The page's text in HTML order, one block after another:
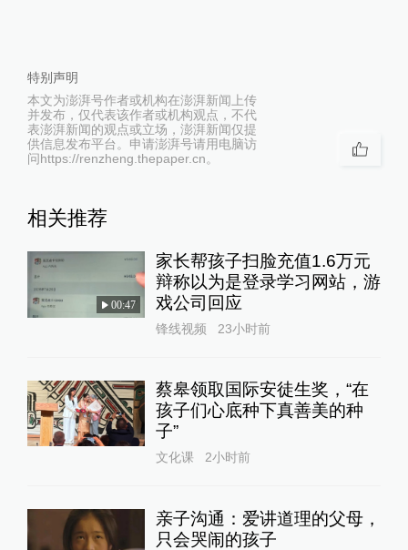
特别声明
本文为澎湃号作者或机构在澎湃新闻上传
并发布，仅代表该作者或机构观点，不代
表澎湃新闻的观点或立场，澎湃新闻仅提
供信息发布平台。申请澎湃号请用电脑访
问https://renzheng.thepaper.cn。
相关推荐
00:47
家长帮孩子扫脸充值1.6万元
辩称以为是登录学习网站，游
戏公司回应
锋线视频 23小时前
蔡皋领取国际安徒生奖，“在
孩子们心底种下真善美的种
子”
文化课 2小时前
亲子沟通：爱讲道理的父母，
只会哭闹的孩子